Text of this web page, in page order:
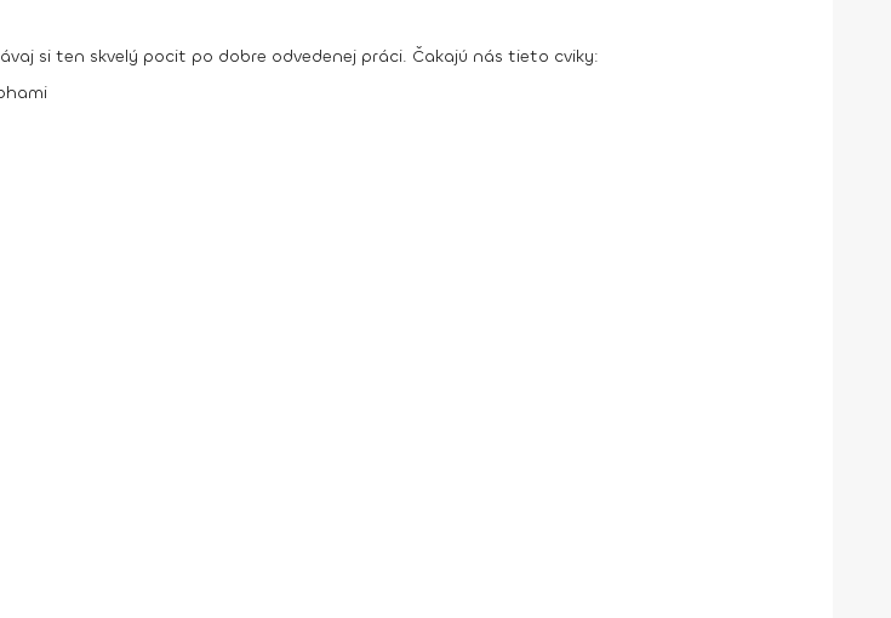
si ten skvelý pocit po dobre odvedenej práci. Čakajú nás tieto cviky: